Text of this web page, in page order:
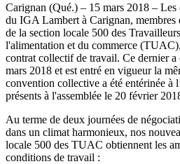
Carignan (Qué.) – 15 mars 2018 – Les
du IGA Lambert à Carignan, membres
de la section locale 500 des
l'alimentation et du commerce
contrat collectif de travail. Ce dernier a
mars 2018 et est entré en vigueur la
convention collective a été entérinée à
présents à l'assemblée le 20 février
Au terme de deux journées de
dans un climat harmonieux, nos
locale 500 des TUAC obtiennent les
conditions de travail :